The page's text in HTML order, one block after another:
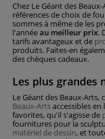
Chez Le Géant des
références de choix de
sommes à même de les
l'annéeau meilleur prix.
tarifs avantageux et de
produits. Faites-en
des chèques cadeaux.
Les plus grandes
Le Géant des Beaux-Arts,
Beaux-Artsaccessibles
favorites, qu'il s'agisse de
fournitures pour la
matériel de dessin, et